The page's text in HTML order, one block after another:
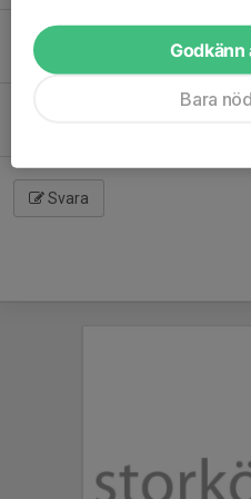
Jag fick hjälmen på första och
Jonas Nelson
Trevligt att det är någon
Svara
Godkänn
Bara